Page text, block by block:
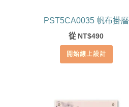
PST5CA0035 帆布掛曆
從 NT$490
開始線上設計